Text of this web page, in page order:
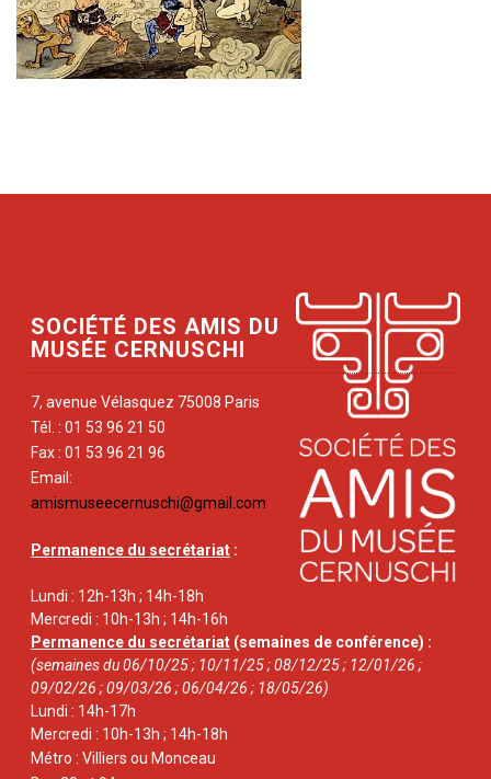
SOCIÉTÉ DES AMIS DU
MUSÉE CERNUSCHI
7, avenue Vélasquez 75008 Paris
Tél. : 01 53 96 21 50
Fax : 01 53 96 21 96
Email:
amismuseecernuschi@gmail.com
Permanence du secrétariat :
Lundi : 12h-13h ; 14h-18h
Mercredi : 10h-13h ; 14h-16h
Permanence du secrétariat (semaines de conférence) :
(semaines du 06/10/25 ; 10/11/25 ; 08/12/25 ; 12/01/26 ;
09/02/26 ; 09/03/26 ; 06/04/26 ; 18/05/26)
Lundi : 14h-17h
Mercredi : 10h-13h ; 14h-18h
Métro : Villiers ou Monceau